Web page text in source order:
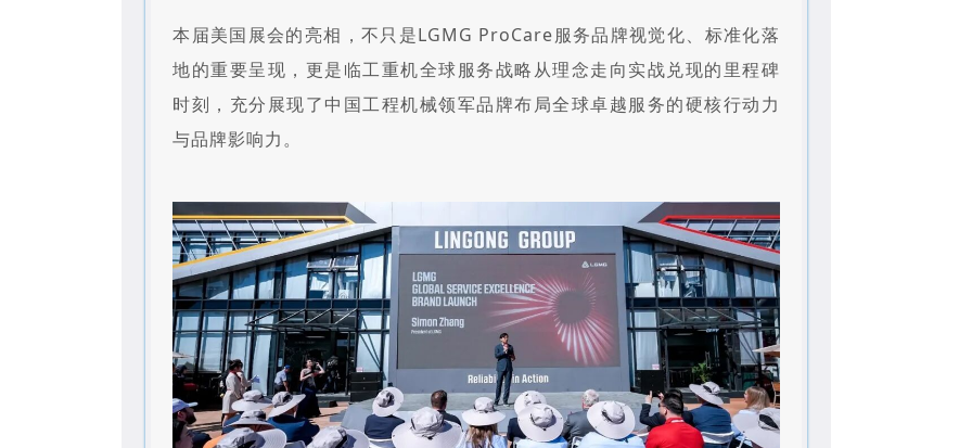
本届美国展会的亮相，不只是LGMG ProCare服务品牌视觉化、标准化落
地的重要呈现，更是临工重机全球服务战略从理念走向实战兑现的里程碑
时刻，充分展现了中国工程机械领军品牌布局全球卓越服务的硬核行动力
与品牌影响力。